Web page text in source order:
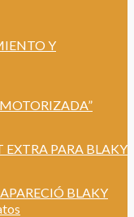
Y
EXTRA PARA BLAKY
BLAKY